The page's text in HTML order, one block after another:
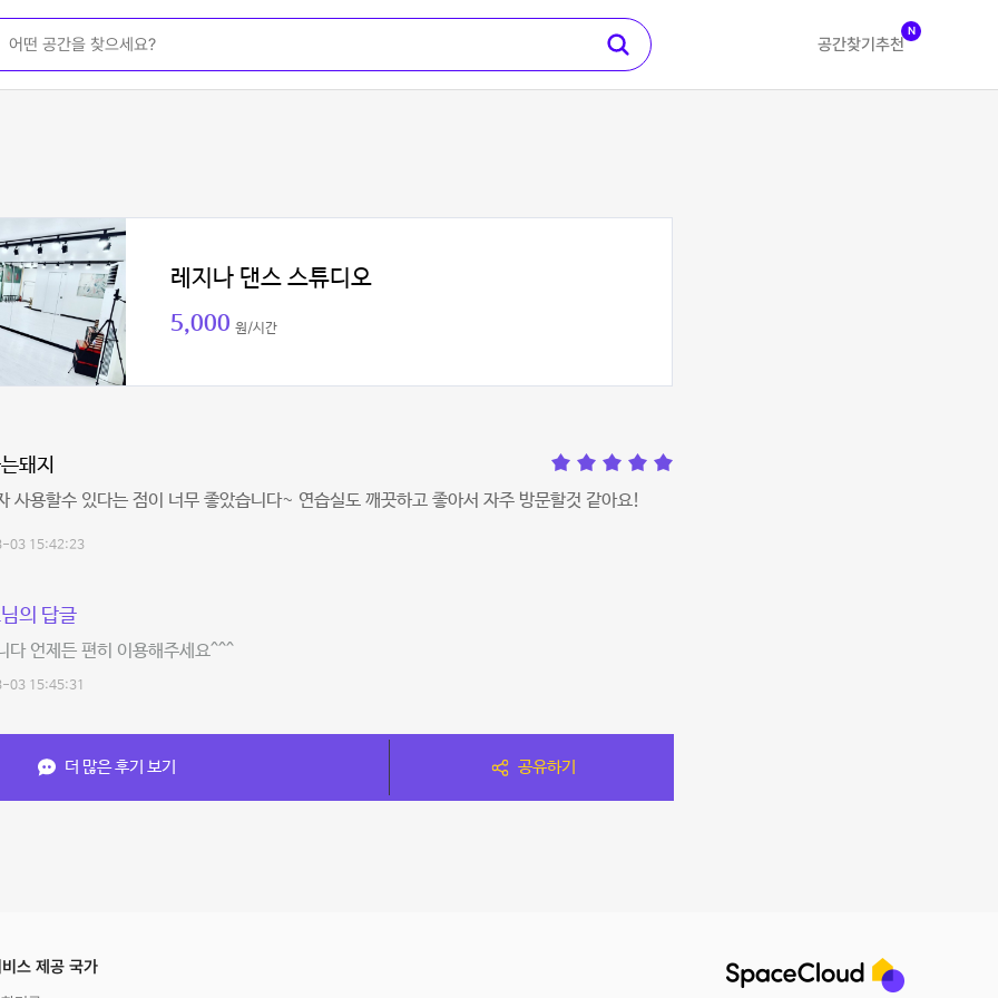
공간찾기 추천
N
레지나 댄스 스튜디오
5,000 원/시간
돼지
사용할수 있다는 점이 너무 좋았습니다~ 연습실도 깨끗하고 좋아서 자주 방문할것 같아요!
03 15:42:23
의 답글
다 언제든 편히 이용해주세요^^^
03 15:45:31
더 많은 후기 보기 공유하기
스 제공 국가